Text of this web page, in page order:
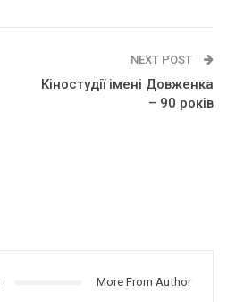
NEXT POST
Кіностудії імені Довженка
– 90 років
More From Author